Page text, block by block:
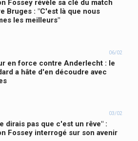
Fossey révèle sa clé du match
Bruges : "C'est là que nous
les meilleurs"
06/02
en force contre Anderlecht : le
a hâte d'en découdre avec
03/02
dirais pas que c'est un rêve" :
Fossey interrogé sur son avenir